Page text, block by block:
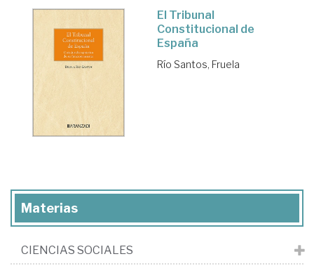
El Tribunal
Constitucional de
España
Río Santos, Fruela
Materias
CIENCIAS SOCIALES